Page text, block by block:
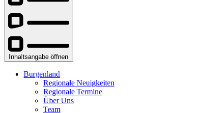
Inhaltsangabe öffnen
Burgenland
Regionale Neuigkeiten
Regionale Termine
Über Uns
Team